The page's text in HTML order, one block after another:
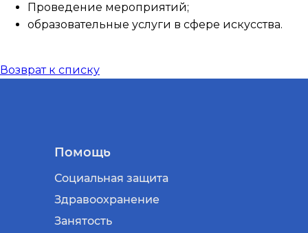
Проведение мероприятий;
образовательные услуги в сфере искусства.
Возврат к списку
Помощь
Социальная защита
Здравоохранение
Занятость